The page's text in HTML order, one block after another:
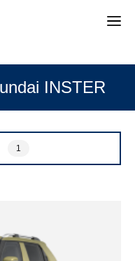
INSTER
1